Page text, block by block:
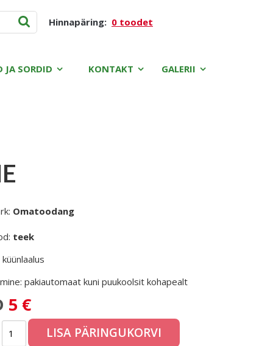
Hinnapäring: 0 toodet
JA SORDID KONTAKT GALERII
Omatoodang
teek
pakiautomaat kuni puukoolsit kohapealt
5 €
LISA PÄRINGUKORVI